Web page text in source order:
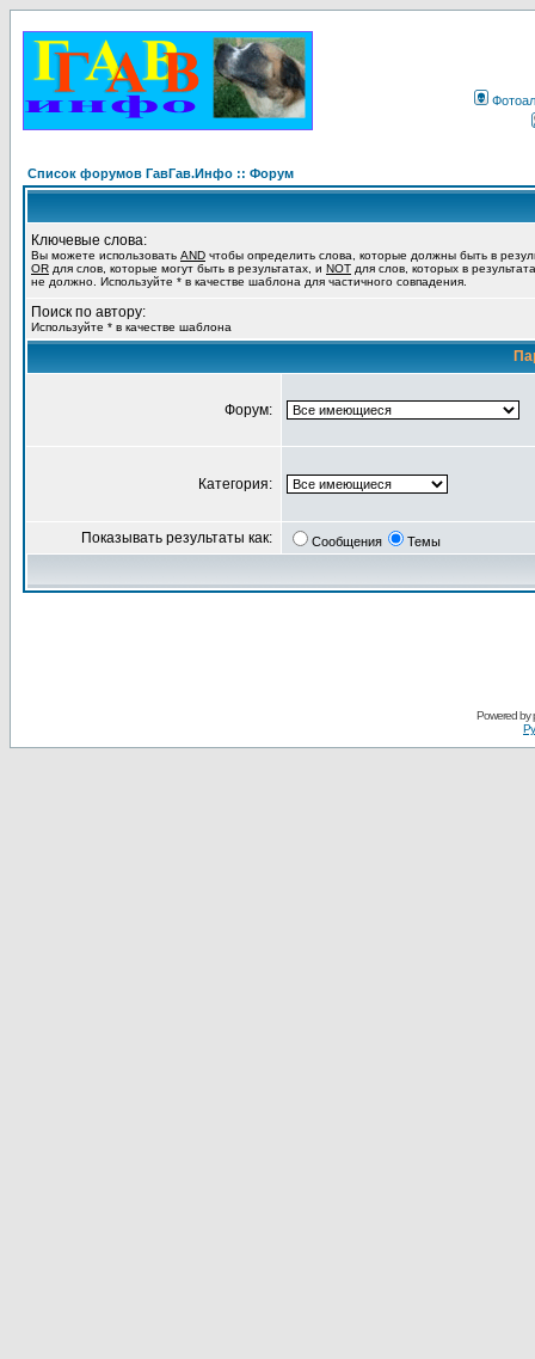
Список форумов ГавГав.Инфо :: Форум
Ключевые слова:
Вы можете использовать AND чтобы определить слова, которые должны быть в
OR для слов, которые могут быть в результатах, и NOT для слов, которых в
не должно. Используйте * в качестве шаблона для частичного совпадения.
Поиск по автору:
Используйте * в качестве шаблона
Форум:
Категория:
Показывать результаты как: Сообщения Темы
Powered by